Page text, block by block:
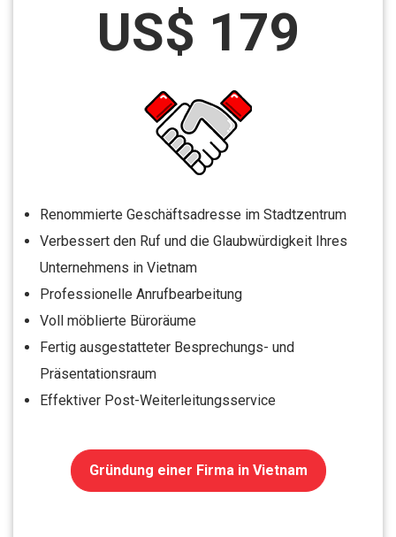
US$ 179
Renommierte Geschäftsadresse im Stadtzentrum
Verbessert den Ruf und die Glaubwürdigkeit Ihres
Unternehmens in Vietnam
Professionelle Anrufbearbeitung
Voll möblierte Büroräume
Fertig ausgestatteter Besprechungs- und
Präsentationsraum
Effektiver Post-Weiterleitungsservice
Gründung einer Firma in Vietnam